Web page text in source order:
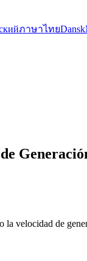
ภาษาไทยDansk
la velocidad de